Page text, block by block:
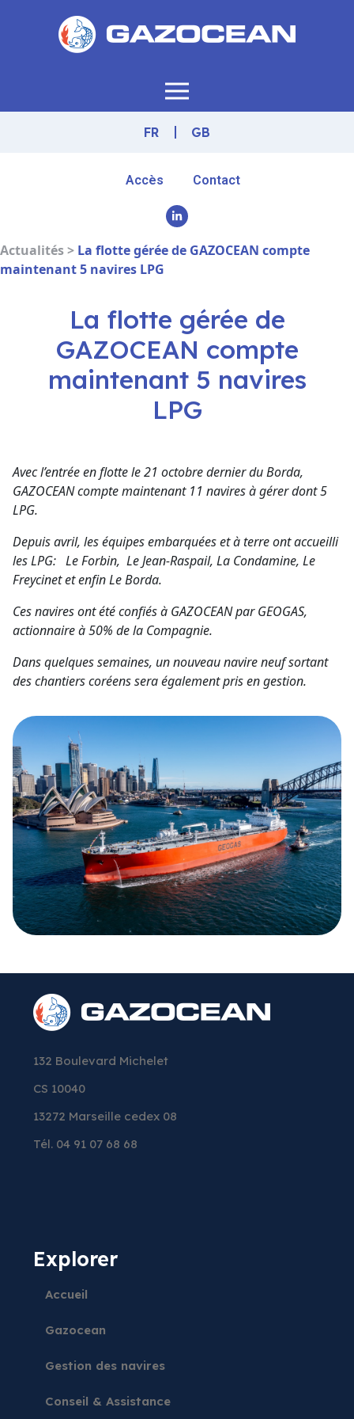
FR GB
Accès Contact
Actualités > La flotte gérée de GAZOCEAN compte
maintenant 5 navires LPG
La flotte gérée de
GAZOCEAN compte
maintenant 5 navires
LPG
Avec l’entrée en flotte le 21 octobre dernier du Borda,
GAZOCEAN compte maintenant 11 navires à gérer dont 5
LPG.
Depuis avril, les équipes embarquées et à terre ont accueilli
les LPG: Le Forbin, Le Jean-Raspail, La Condamine, Le
Freycinet et enfin Le Borda.
Ces navires ont été confiés à GAZOCEAN par GEOGAS,
actionnaire à 50% de la Compagnie.
Dans quelques semaines, un nouveau navire neuf sortant
des chantiers coréens sera également pris en gestion.
132 Boulevard Michelet
CS 10040
13272 Marseille cedex 08
Tél. 04 91 07 68 68
Explorer
Accueil
Gazocean
Gestion des navires
Conseil & Assistance